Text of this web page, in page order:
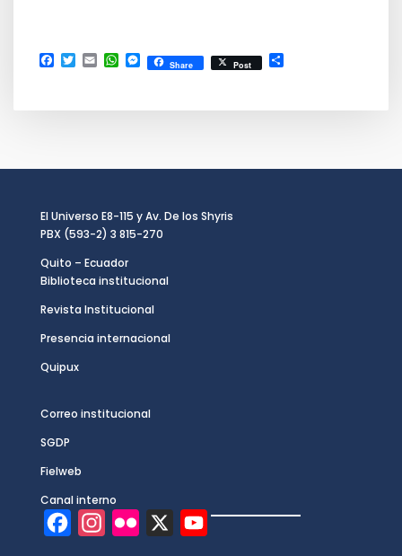
Facebook
TwitterEmailWhatsApp
Messenger
Share Post
El Universo E8-115 y Av. De los Shyris
PBX (593-2) 3 815-270
Quito – Ecuador
Biblioteca institucional
Revista Institucional
Presencia internacional
Quipux
Correo institucional
SGDP
Fielweb
Canal interno
Y